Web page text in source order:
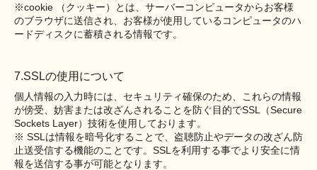
※cookie （クッキー）とは、サーバーコンピュータからお客様
のブラウザに送信され、お客様が使用しているコンピュータのハ
ードディスクに蓄積される情報です。
7.SSLの使用について
個人情報の入力時には、セキュリティ確保のため、これらの情報
が傍受、妨害または改ざんされることを防ぐ目的でSSL（Secure
Sockets Layer）技術を使用しております。
※ SSLは情報を暗号化することで、盗聴防止やデータの改ざん防
止送受信する機能のことです。SSLを利用する事でより安全に情
報を送信する事が可能となります。